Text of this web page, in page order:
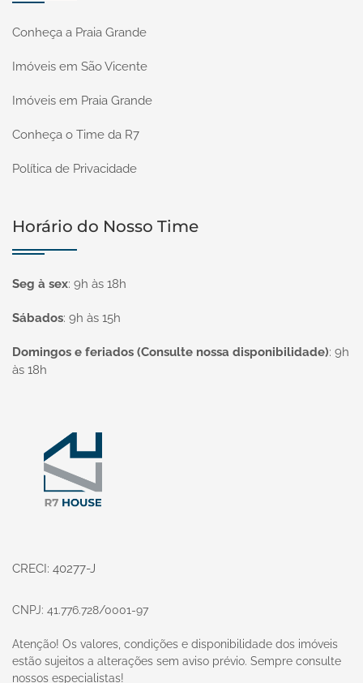
Conheça a Praia Grande
Imóveis em São Vicente
Imóveis em Praia Grande
Conheça o Time da R7
Política de Privacidade
Horário do Nosso Time
Seg à sex: 9h às 18h
Sábados: 9h às 15h
Domingos e feriados (Consulte nossa disponibilidade): 9h
às 18h
CRECI: 40277-J
CNPJ: 41.776.728/0001-97
Atenção! Os valores, condições e disponibilidade dos imóveis
estão sujeitos a alterações sem aviso prévio. Sempre consulte
nossos especialistas!